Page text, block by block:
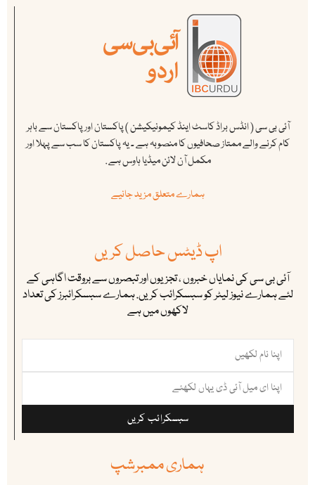
آئی بی سی ( انڈس براڈ کاسٹ اینڈ کیمونیکیشن ) پاکستان اور پاکستان سے باہر
کام کرنے والے ممتاز صحافیوں کا منصوبہ ہے ۔ یہ پاکستان کا سب سے پہلا اور
مکمل آن لائن میڈیا ہاوس ہے .
ہمارے متعلق مزید جانیے
اپ ڈیٹس حاصل کریں
آئی بی سی کی نمایاں خبروں ، تجزیوں اور تبصروں سے بروقت اگاہی کے
لئے ہمارے نیوز لیٹر کو سبسکرائب کریں. ہمارے سبسکرائبرز کی تعداد
لاکھوں میں ہے
سبسکرائب کریں
ہماری ممبرشپ